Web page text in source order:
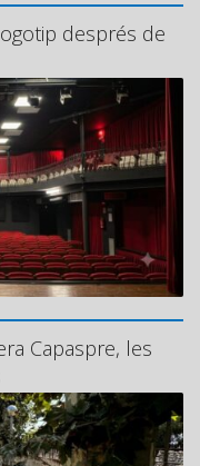
després de
Capaspre, les